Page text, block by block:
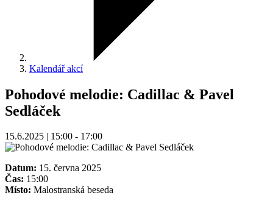
Kalendář akcí
Pohodové melodie: Cadillac & Pavel
Sedláček
15.6.2025 | 15:00 - 17:00
Datum: 15. června 2025
Čas: 15:00
Místo: Malostranská beseda